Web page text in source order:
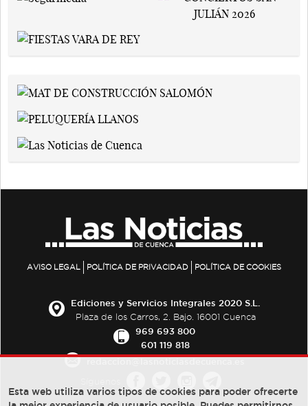
AVISO LEGAL POLÍTICA DE PRIVACIDAD POLÍTICA DE COOKIES
Ediciones y Servicios Integrales 2020 S.L.
Plaza de los Carros, 2. Bajo. 16001 Cuenca
969 693 800
601 119 818
Esta web utiliza varios tipos de cookies para poder ofrecerte